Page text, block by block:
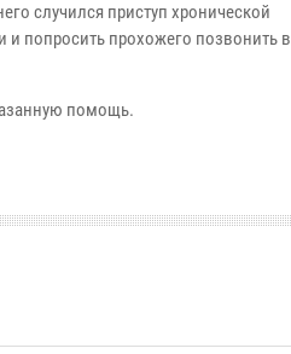
случился приступ хронической
попросить прохожего позвонить в
помощь.